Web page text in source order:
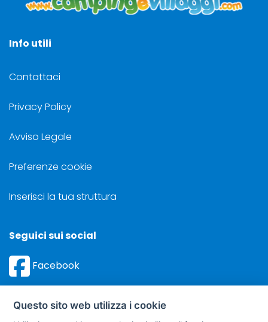
Info utili
Contattaci
Privacy Policy
Avviso Legale
Preferenze cookie
Inserisci la tua struttura
Seguici sui social
Facebook
Questo sito web utilizza i cookie